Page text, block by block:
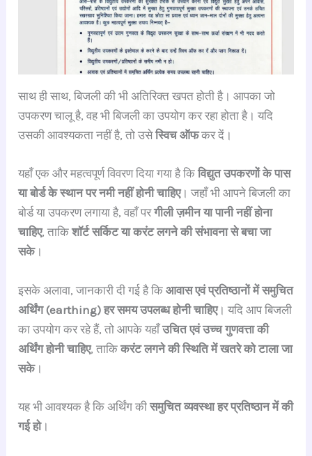
साथ ही साथ, बिजली की भी अतिरिक्त खपत होती है। आपका जो
उपकरण चालू है, वह भी बिजली का उपयोग कर रहा होता है। यदि
उसकी आवश्यकता नहीं है, तो उसेस्विच ऑफकर दें।
यहाँ एक और महत्वपूर्ण विवरण दिया गया है किविद्युत उपकरणों के पास
या बोर्ड के स्थान पर नमी नहीं होनी चाहिए। जहाँ भी आपने बिजली का
बोर्ड या उपकरण लगाया है, वहाँ परगीली ज़मीन या पानी नहीं होना
चाहिए, ताकिशॉर्ट सर्किट या करंट लगने की संभावना से बचा जा
सके।
इसके अलावा, जानकारी दी गई है किआवास एवं प्रतिष्ठानों में समुचित
अर्थिंग (earthing) हर समय उपलब्ध होनी चाहिए। यदि आप बिजली
का उपयोग कर रहे हैं, तो आपके यहाँउचित एवं उच्च गुणवत्ता की
अर्थिंग होनी चाहिए, ताकिकरंट लगने की स्थिति में खतरे को टाला जा
सके।
यह भी आवश्यक है कि अर्थिंग कीसमुचित व्यवस्था हर प्रतिष्ठान में की
गई हो।